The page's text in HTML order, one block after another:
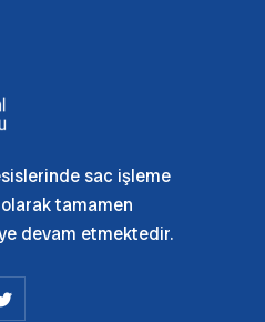
sac işleme
tamamen
devam etmektedir.